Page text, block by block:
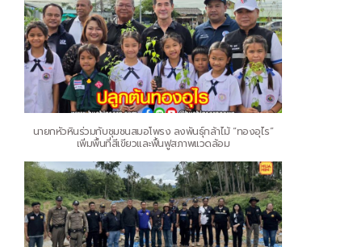
นายกหัวหินร่วมกับชุมชนสมอโพรง ลงพันธุ์กล้าไม้ “ทองอุไร”
เพิ่มพื้นที่สีเขียวและฟื้นฟูสภาพแวดล้อม